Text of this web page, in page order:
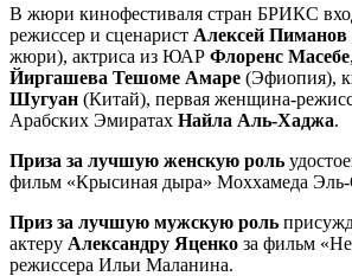
В жюри кинофестиваля стран БРИКС
режиссер и сценарист Алексей Пиманов
жюри), актриса из ЮАР Флоренс Масебе
Йиргашева Тешоме Амаре (Эфиопия),
Шугуан (Китай), первая женщина-
Арабских Эмиратах Найла Аль-Хаджа.
Приза за лучшую женскую роль
фильм «Крысиная дыра» Моххамеда
Приз за лучшую мужскую роль
актеру Александру Яценко за фильм
режиссера Ильи Маланина.